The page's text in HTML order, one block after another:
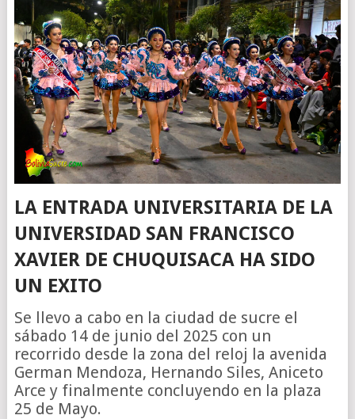
LA ENTRADA UNIVERSITARIA DE LA
UNIVERSIDAD SAN FRANCISCO
XAVIER DE CHUQUISACA HA SIDO
UN EXITO
Se llevo a cabo en la ciudad de sucre el
sábado 14 de junio del 2025 con un
recorrido desde la zona del reloj la avenida
German Mendoza, Hernando Siles, Aniceto
Arce y finalmente concluyendo en la plaza
25 de Mayo.